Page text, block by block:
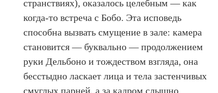
странствиях), оказалось целебным — как
когда-то встреча с Бобо. Эта исповедь
способна вызвать смущение в зале: камера
становится — буквально — продолжением
руки Дельбоно и тождеством взгляда, она
бесстыдно ласкает лица и тела застенчивых
смуглых парней, а за кадром слышно